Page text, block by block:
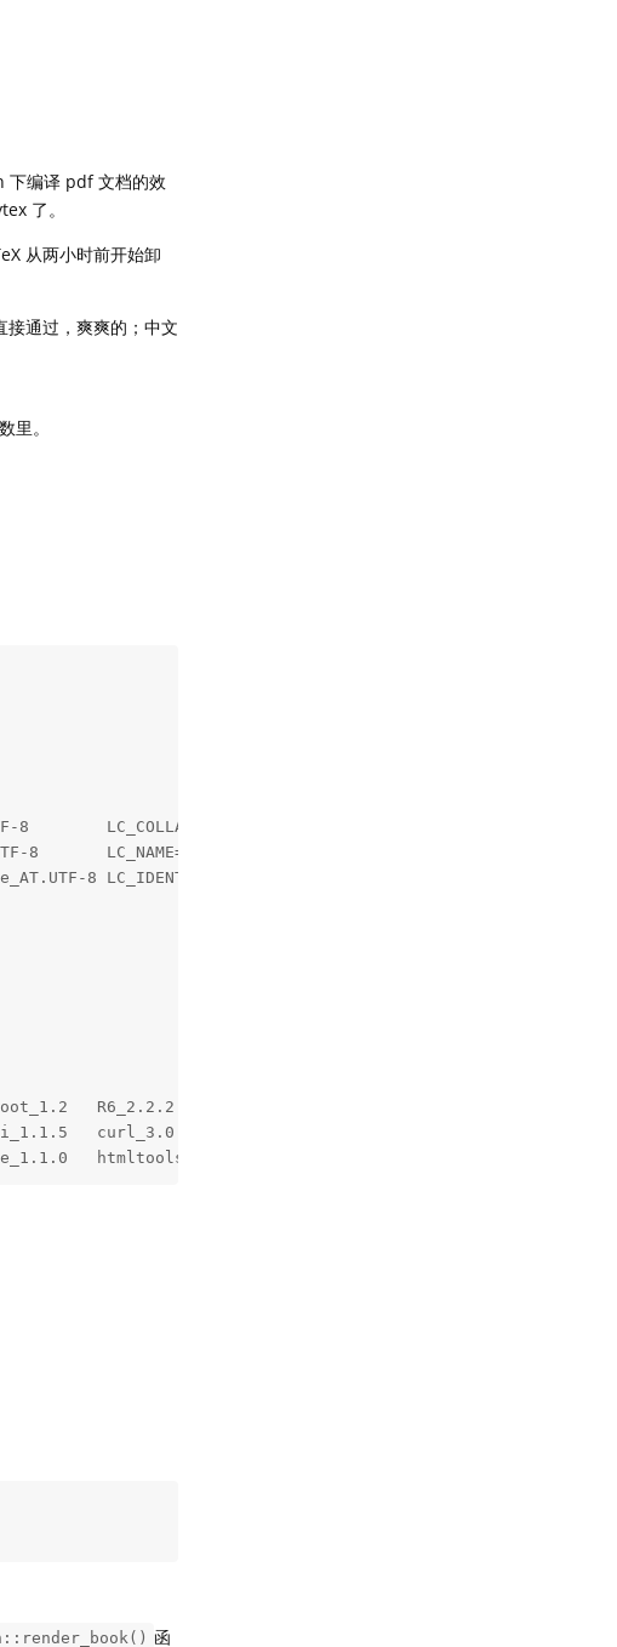
下编译 pdf 文档的效
了。
从两小时前开始卸
通过，爽爽的；中文
里。
8        LC_COLLATE=en_US.UTF-8
8       LC_NAME=C
8 LC_IDENTIFICATION=C
R6_2.2.2        jsonlite_1.5    backports_1.1.1
curl_3.0        rstudioapi_0.7  rmarkdown_1.6
htmltools_0.3.6 knitr_1.17
函